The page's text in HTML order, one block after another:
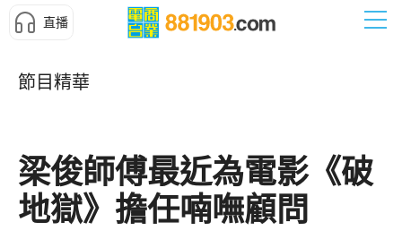
直播
節目精華
梁俊師傅最近為電影《破
地獄》擔任喃嘸顧問